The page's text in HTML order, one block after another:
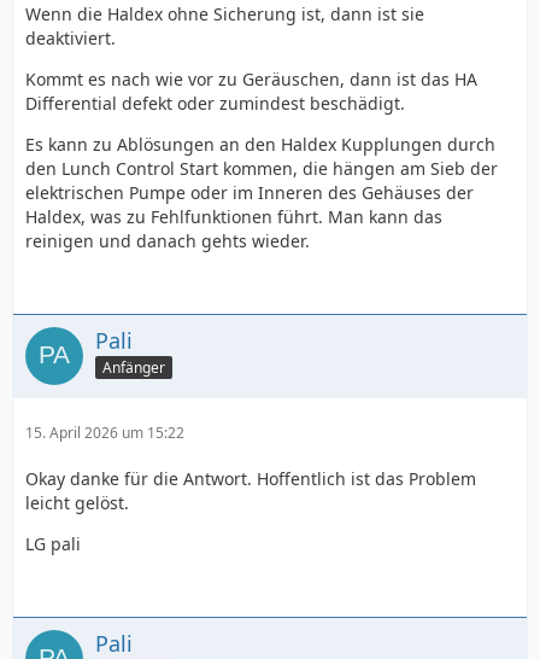
Wenn die Haldex ohne Sicherung ist, dann ist sie
deaktiviert.
Kommt es nach wie vor zu Geräuschen, dann ist das HA
Differential defekt oder zumindest beschädigt.
Es kann zu Ablösungen an den Haldex Kupplungen durch
den Lunch Control Start kommen, die hängen am Sieb der
elektrischen Pumpe oder im Inneren des Gehäuses der
Haldex, was zu Fehlfunktionen führt. Man kann das
reinigen und danach gehts wieder.
Pali
Anfänger
15. April 2026 um 15:22
Okay danke für die Antwort. Hoffentlich ist das Problem
leicht gelöst.
LG pali
Pali